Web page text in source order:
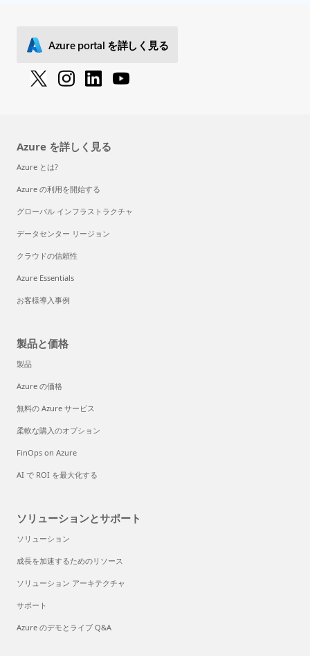
Azure portal を詳しく見る
Azure を詳しく見る
Azure とは?
Azure の利用を開始する
グローバル インフラストラクチャ
データセンター リージョン
クラウドの信頼性
Azure Essentials
お客様導入事例
製品と価格
製品
Azure の価格
無料の Azure サービス
柔軟な購入のオプション
FinOps on Azure
AI で ROI を最大化する
ソリューションとサポート
ソリューション
成長を加速するためのリソース
ソリューション アーキテクチャ
サポート
Azure のデモとライブ Q&A